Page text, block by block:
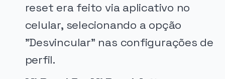
reset era feito via aplicativo no
celular, selecionando a opção
"Desvincular" nas configurações de
perfil.